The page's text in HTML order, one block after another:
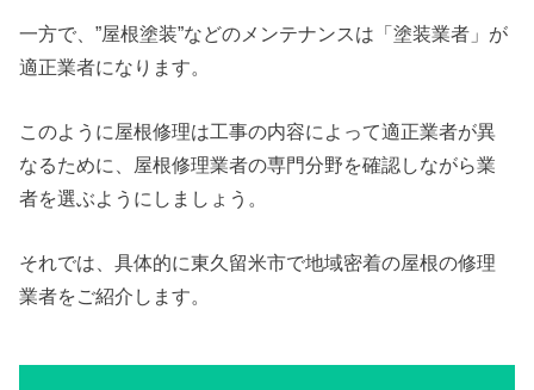
一方で、”屋根塗装”などのメンテナンスは「塗装業者」が
適正業者になります。
このように屋根修理は工事の内容によって適正業者が異
なるために、屋根修理業者の専門分野を確認しながら業
者を選ぶようにしましょう。
それでは、具体的に東久留米市で地域密着の屋根の修理
業者をご紹介します。